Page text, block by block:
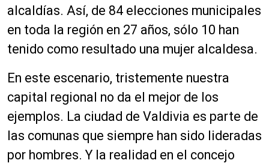
alcaldías. Así, de 84 elecciones municipales
en toda la región en 27 años, sólo 10 han
tenido como resultado una mujer alcaldesa.
En este escenario, tristemente nuestra
capital regional no da el mejor de los
ejemplos. La ciudad de Valdivia es parte de
las comunas que siempre han sido lideradas
por hombres. Y la realidad en el concejo